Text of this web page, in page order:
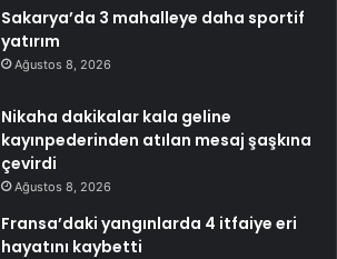
Sakarya’da 3 mahalleye daha sportif
yatırım
Ağustos 8, 2026
Nikaha dakikalar kala geline
kayınpederinden atılan mesaj şaşkına
çevirdi
Ağustos 8, 2026
Fransa’daki yangınlarda 4 itfaiye eri
hayatını kaybetti